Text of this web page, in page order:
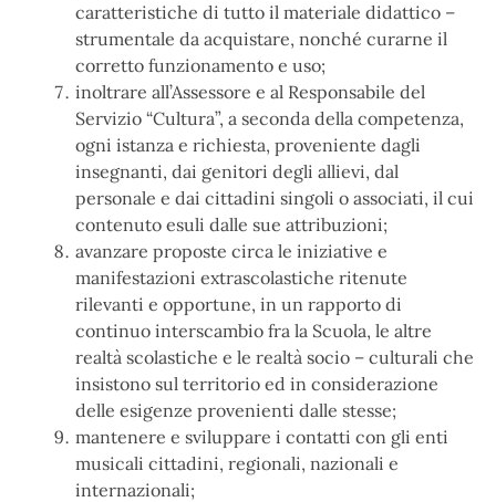
caratteristiche di tutto il materiale didattico –
strumentale da acquistare, nonché curarne il
corretto funzionamento e uso;
inoltrare all’Assessore e al Responsabile del
Servizio “Cultura”, a seconda della competenza,
ogni istanza e richiesta, proveniente dagli
insegnanti, dai genitori degli allievi, dal
personale e dai cittadini singoli o associati, il cui
contenuto esuli dalle sue attribuzioni;
avanzare proposte circa le iniziative e
manifestazioni extrascolastiche ritenute
rilevanti e opportune, in un rapporto di
continuo interscambio fra la Scuola, le altre
realtà scolastiche e le realtà socio – culturali che
insistono sul territorio ed in considerazione
delle esigenze provenienti dalle stesse;
mantenere e sviluppare i contatti con gli enti
musicali cittadini, regionali, nazionali e
internazionali;